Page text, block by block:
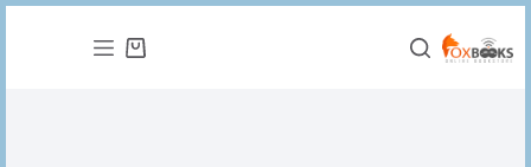
المحتوى
عربة